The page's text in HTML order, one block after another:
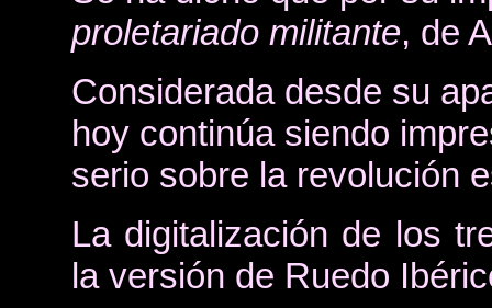
proletariado militante, de
Considerada desde su
hoy continúa siendo
serio sobre la revolución
La digitalización de los
la versión de Ruedo